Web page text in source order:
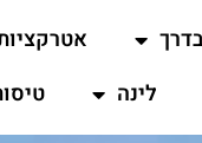
לינה